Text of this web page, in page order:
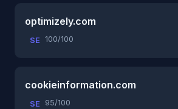
optimizely.com
SE 100/100
cookieinformation.com
SE 95/100